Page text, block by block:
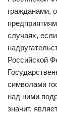
гражданами,
случаях,
Российской
символами
над ними
значит,